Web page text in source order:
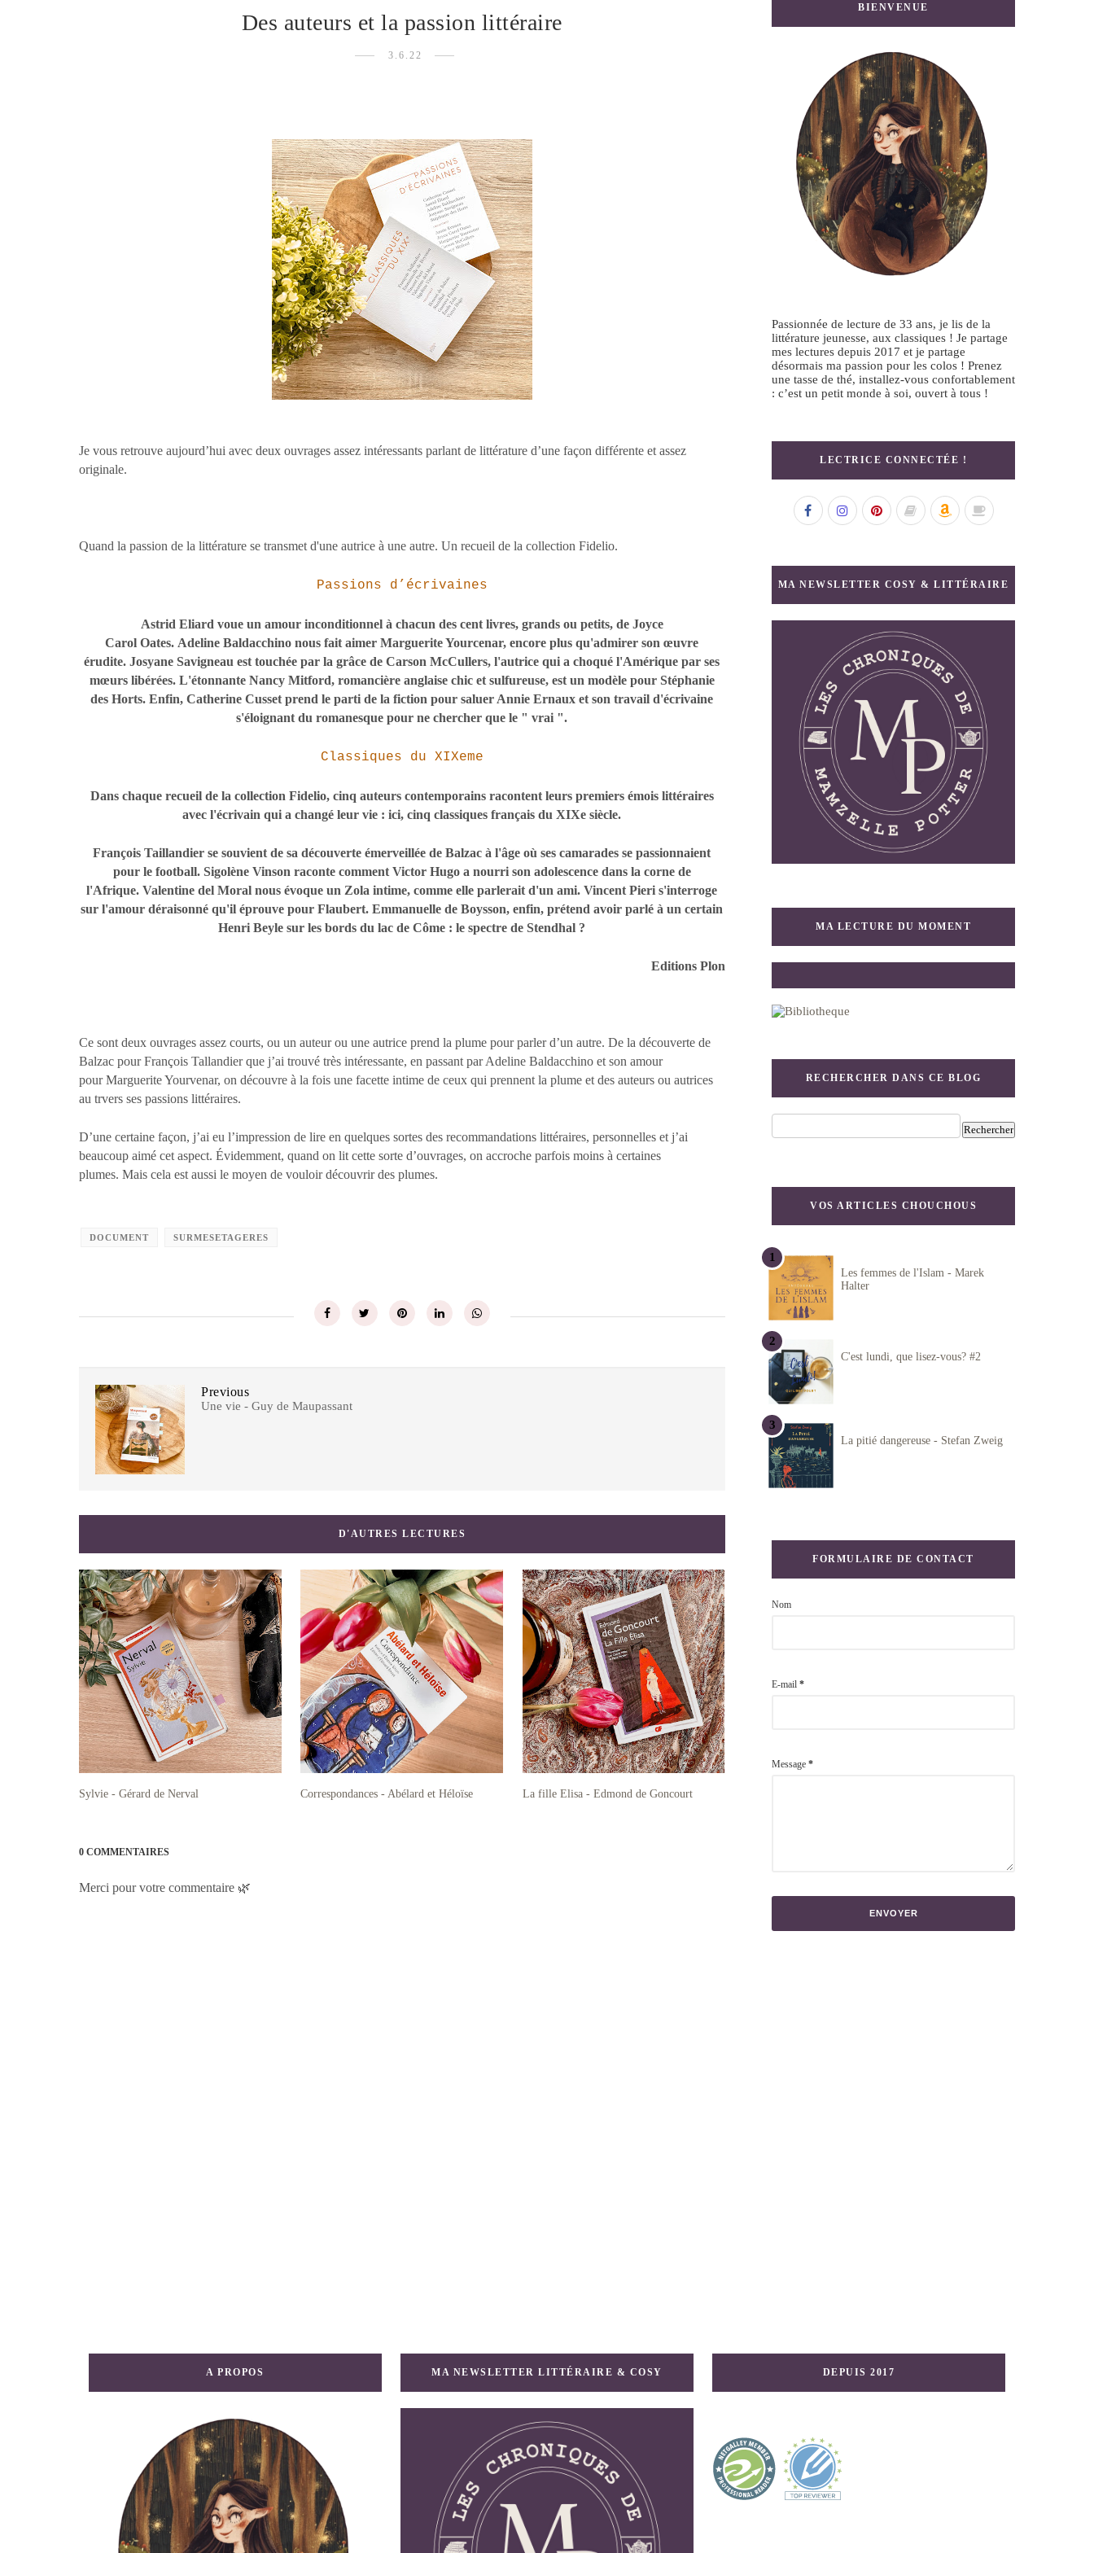
Des auteurs et la passion littéraire
3.6.22
Je vous retrouve aujourd’hui avec deux ouvrages assez intéressants parlant de littérature d’une façon différente et assez
originale.
Quand la passion de la littérature se transmet d'une autrice à une autre. Un recueil de la collection Fidelio.
Passions d’écrivaines
Astrid Eliard voue un amour inconditionnel à chacun des cent livres, grands ou petits, de Joyce
Carol Oates. Adeline Baldacchino nous fait aimer Marguerite Yourcenar, encore plus qu'admirer son œuvre
érudite. Josyane Savigneau est touchée par la grâce de Carson McCullers, l'autrice qui a choqué l'Amérique par ses
mœurs libérées. L'étonnante Nancy Mitford, romancière anglaise chic et sulfureuse, est un modèle pour Stéphanie
des Horts. Enfin, Catherine Cusset prend le parti de la fiction pour saluer Annie Ernaux et son travail d'écrivaine
s'éloignant du romanesque pour ne chercher que le " vrai ".
Classiques du XIXeme
Dans chaque recueil de la collection Fidelio, cinq auteurs contemporains racontent leurs premiers émois littéraires
avec l'écrivain qui a changé leur vie : ici, cinq classiques français du XIXe siècle.
François Taillandier se souvient de sa découverte émerveillée de Balzac à l'âge où ses camarades se passionnaient
pour le football. Sigolène Vinson raconte comment Victor Hugo a nourri son adolescence dans la corne de
l'Afrique. Valentine del Moral nous évoque un Zola intime, comme elle parlerait d'un ami. Vincent Pieri s'interroge
sur l'amour déraisonné qu'il éprouve pour Flaubert. Emmanuelle de Boysson, enfin, prétend avoir parlé à un certain
Henri Beyle sur les bords du lac de Côme : le spectre de Stendhal ?
Editions Plon
Ce sont deux ouvrages assez courts, ou un auteur ou une autrice prend la plume pour parler d’un autre. De la découverte de
Balzac pour François Tallandier que j’ai trouvé très intéressante, en passant par Adeline Baldacchino et son amour
pour Marguerite Yourvenar, on découvre à la fois une facette intime de ceux qui prennent la plume et des auteurs ou autrices
au trvers ses passions littéraires.
D’une certaine façon, j’ai eu l’impression de lire en quelques sortes des recommandations littéraires, personnelles et j’ai
beaucoup aimé cet aspect. Évidemment, quand on lit cette sorte d’ouvrages, on accroche parfois moins à certaines
plumes. Mais cela est aussi le moyen de vouloir découvrir des plumes.
DOCUMENT SURMESETAGERES
Previous
Une vie - Guy de Maupassant
D'AUTRES LECTURES
Sylvie - Gérard de Nerval Correspondances - Abélard et Héloïse La fille Elisa - Edmond de Goncourt
0 COMMENTAIRES
Merci pour votre commentaire 🌿
BIENVENUE
Passionnée de lecture de 33 ans, je lis de la
littérature jeunesse, aux classiques ! Je partage
mes lectures depuis 2017 et je partage
désormais ma passion pour les colos ! Prenez
une tasse de thé, installez-vous confortablement
: c’est un petit monde à soi, ouvert à tous !
LECTRICE CONNECTÉE !
MA NEWSLETTER COSY & LITTÉRAIRE
MA LECTURE DU MOMENT
RECHERCHER DANS CE BLOG
VOS ARTICLES CHOUCHOUS
Les femmes de l'Islam - Marek
Halter
C'est lundi, que lisez-vous? #2
La pitié dangereuse - Stefan Zweig
FORMULAIRE DE CONTACT
Nom
E-mail *
Message *
A PROPOS MA NEWSLETTER LITTÉRAIRE & COSY DEPUIS 2017